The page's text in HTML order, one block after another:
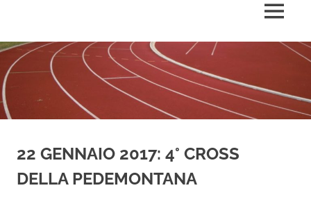
MENU
22 GENNAIO 2017: 4° CROSS
DELLA PEDEMONTANA